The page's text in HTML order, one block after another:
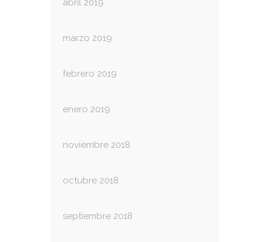
abril 2019
marzo 2019
febrero 2019
enero 2019
noviembre 2018
octubre 2018
septiembre 2018